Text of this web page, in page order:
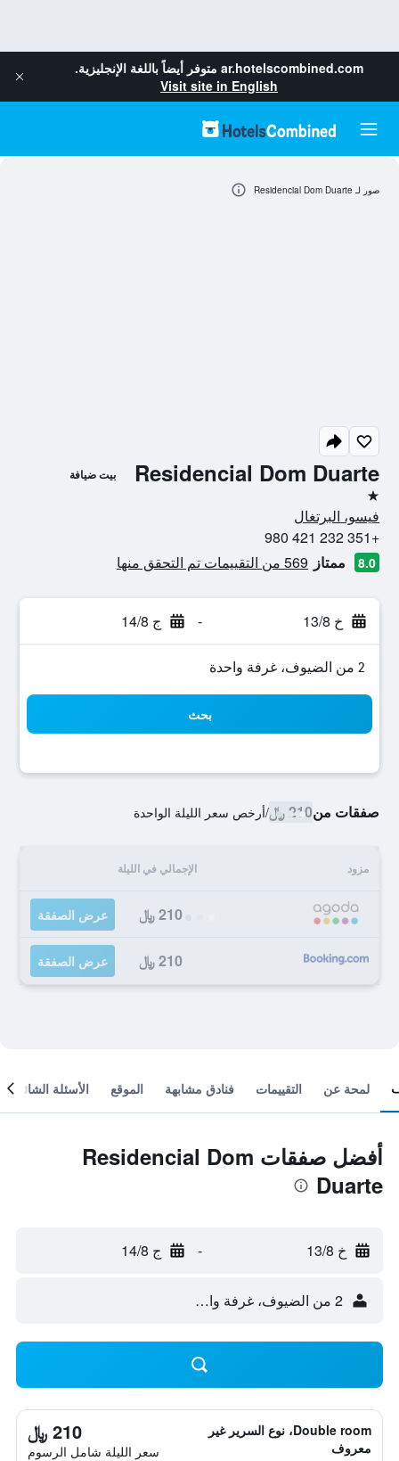
ar.hotelscombined.com متوفر أيضاً باللغة الإنجليزية.
Visit site in English
Residencial Dom Duarte بيت ضيافة
نجمة واحدة
فيسو، البرتغال
+351 232 421 980
8.0 ممتاز 569 من التقييمات تم التحقق منها
خ 13/8 - ج 14/8
2 من الضيوف، غرفة واحدة
بحث
صفقات من210 ﷼ /أرخص سعر الليلة الواحدة
مزود الإجمالي في الليلة
210 ﷼ عرض الصفقة
210 ﷼ عرض الصفقة
صور لـ Residencial Dom Duarte
لمحة عن التقييمات فنادق مشابهة الموقع الأسئلة الشائعة
أفضل صفقات Residencial Dom
Duarte
خ 13/8 - ج 14/8
2 من الضيوف، غرفة واحدة
Double room، نوع السرير غير
معروف
210 ﷼
سعر الليلة شامل الرسوم